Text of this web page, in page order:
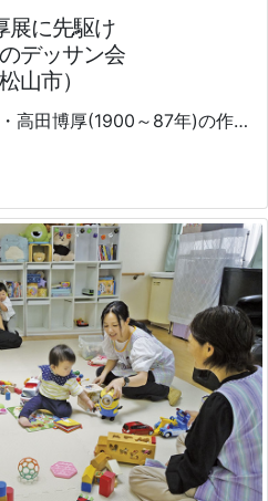
展に先駆け
デッサン会
山市）
〝東松山市ゆかりの彫刻家・高田博厚(1900～87年)の作品のデッサン会が10月27日、東松山市総合会館で行われた。